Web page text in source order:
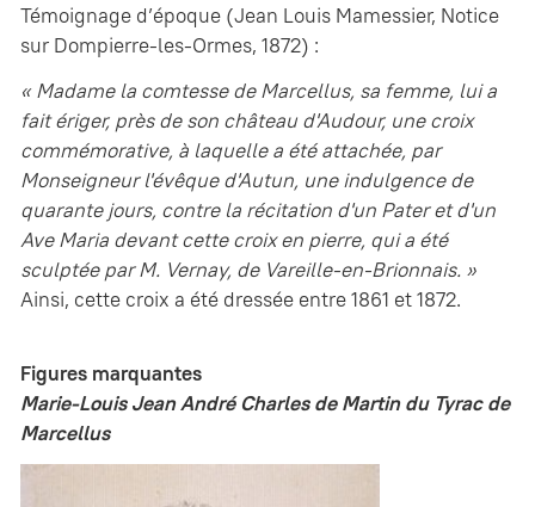
Témoignage d’époque (Jean Louis Mamessier, Notice
sur Dompierre-les-Ormes, 1872) :
« Madame la comtesse de Marcellus, sa femme, lui a
fait ériger, près de son château d'Audour, une croix
commémorative, à laquelle a été attachée, par
Monseigneur l'évêque d'Autun, une indulgence de
quarante jours, contre la récitation d'un Pater et d'un
Ave Maria devant cette croix en pierre, qui a été
sculptée par M. Vernay, de Vareille-en-Brionnais. »
Ainsi, cette croix a été dressée entre 1861 et 1872.
Figures marquantes
Marie-Louis Jean André Charles de Martin du Tyrac de
Marcellus